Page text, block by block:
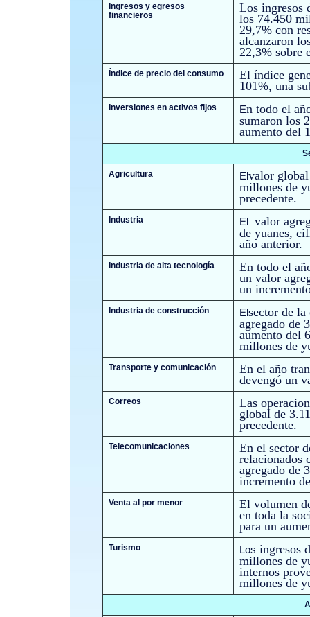
Ingresos y egresos
financieros
Los ingresos
los 74.450
29,7% con
alcanzaron
22,3% sobre
Índice de precio del consumo
El índice
101%, una
Inversiones en activos fijos En todo el
sumaron los
aumento del
Agricultura Elvalor
millones de
precedente.
Industria El valor
de yuanes,
año anterior.
Industria de alta tecnología
En todo el
un valor
un
Industria de construcción Elsector de
agregado de
aumento del
millones de
Transporte y comunicación
En el año
devengó un
Correos
Las
global de
precedente.
Telecomunicaciones
En el sector
relacionados
agregado de
incremento
Venta al por menor
El volumen
en toda la
para un
Turismo Los ingresos
millones de
internos
millones de